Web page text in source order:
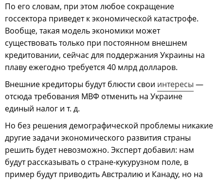
По его словам, при этом любое сокращение
госсектора приведет к экономической катастрофе.
Вообще, такая модель экономики может
существовать только при постоянном внешнем
кредитовании, сейчас для поддержания Украины на
плаву ежегодно требуется 40 млрд долларов.
Внешние кредиторы будут блюсти свои интересы —
отсюда требования МВФ отменить на Украине
единый налог и т. д.
Но без решения демографической проблемы никакие
другие задачи экономического развития страны
решить будет невозможно. Эксперт добавил: нам
будут рассказывать о стране-кукурузном поле, в
пример будут приводить Австралию и Канаду, но на